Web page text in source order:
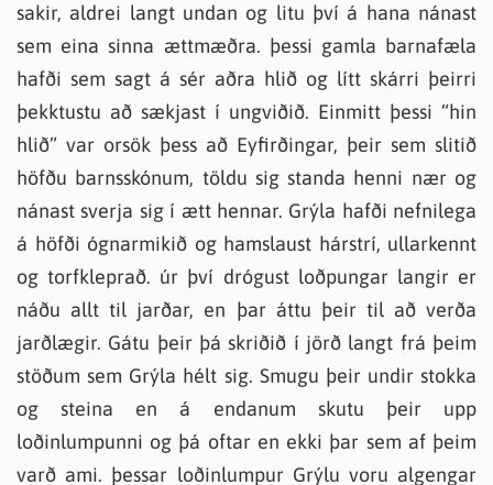
sakir, aldrei langt undan og litu því á hana nánast
sem eina sinna ættmæðra. þessi gamla barnafæla
hafði sem sagt á sér aðra hlið og lítt skárri þeirri
þekktustu að sækjast í ungviðið. Einmitt þessi “hin
hlið” var orsök þess að Eyfirðingar, þeir sem slitið
höfðu barnsskónum, töldu sig standa henni nær og
nánast sverja sig í ætt hennar. Grýla hafði nefnilega
á höfði ógnarmikið og hamslaust hárstrí, ullarkennt
og torfkleprað. úr því drógust loðpungar langir er
náðu allt til jarðar, en þar áttu þeir til að verða
jarðlægir. Gátu þeir þá skriðið í jörð langt frá þeim
stöðum sem Grýla hélt sig. Smugu þeir undir stokka
og steina en á endanum skutu þeir upp
loðinlumpunni og þá oftar en ekki þar sem af þeim
varð ami. þessar loðinlumpur Grýlu voru algengar